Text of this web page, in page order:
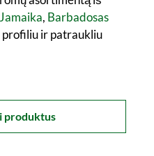
Jamaika, Barbadosas
profiliu ir patraukliu
produktus